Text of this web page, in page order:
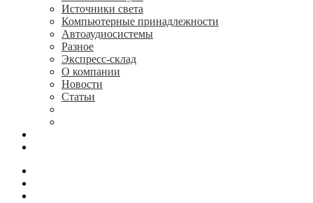
Источники света
Компьютерные принадлежности
Автоаудиосистемы
Разное
Экспресс-склад
О компании
Новости
Статьи